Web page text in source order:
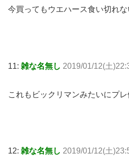
今買ってもウエハース食い切れ
11: 雑な名無し 2019/01/12(土
これもビックリマンみたいにプ
12: 雑な名無し 2019/01/12(土